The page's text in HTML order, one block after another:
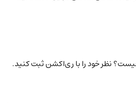
نظر خود را با ری‌اکشن ثبت کنید.